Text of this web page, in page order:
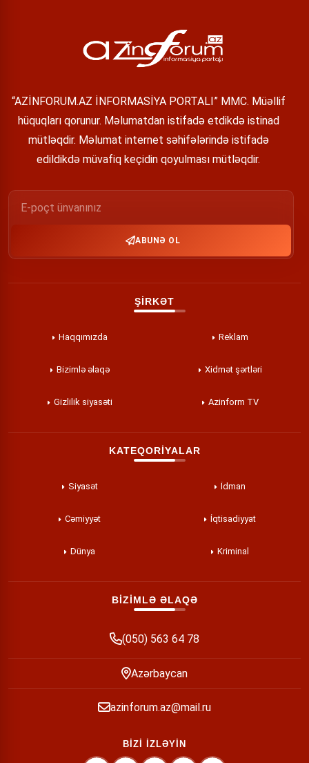
“AZİNFORUM.AZ İNFORMASİYA PORTALI” MMC. Müəllif
hüquqları qorunur. Məlumatdan istifadə etdikdə istinad
mütləqdir. Məlumat internet səhifələrində istifadə
edildikdə müvafiq keçidin qoyulması mütləqdir.
ABUNƏ OL
ŞİRKƏT
Haqqımızda Reklam
Bizimlə əlaqə Xidmət şərtləri
Gizlilik siyasəti Azinform TV
KATEQORİYALAR
Siyasət İdman
Cəmiyyət İqtisadiyyat
Dünya Kriminal
BİZİMLƏ ƏLAQƏ
(050) 563 64 78
Azərbaycan
azinforum.az@mail.ru
BİZİ İZLƏYİN